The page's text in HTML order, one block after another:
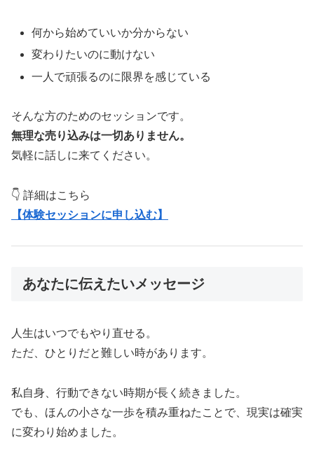
何から始めていいか分からない
変わりたいのに動けない
一人で頑張るのに限界を感じている
そんな方のためのセッションです。
無理な売り込みは一切ありません。
気軽に話しに来てください。
👇 詳細はこちら
【体験セッションに申し込む】
あなたに伝えたいメッセージ
人生はいつでもやり直せる。
ただ、ひとりだと難しい時があります。
私自身、行動できない時期が長く続きました。
でも、ほんの小さな一歩を積み重ねたことで、現実は確実
に変わり始めました。